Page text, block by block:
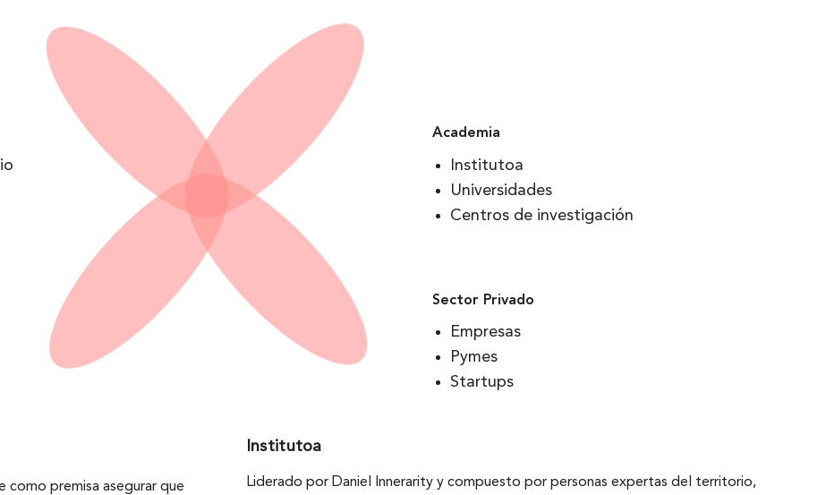
Academia
Institutoa
Universidades
Centros de investigación
Sector Privado
Empresas
Pymes
Startups
como premisa asegurar que
Institutoa
Liderado por Daniel Innerarity y compuesto por personas expertas del territorio,